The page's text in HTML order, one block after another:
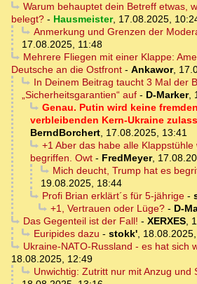
Warum behauptet dein Betreff etwas,
belegt? - Hausmeister, 17.08.2025,
Anmerkung und Grenzen der
17.08.2025, 11:48
Mehrere Fliegen mit einer Klappe:
Deutsche an die Ostfront - Ankawor,
In Deinem Beitrag taucht 3 Mal der
„Sicherheitsgarantien“ auf - D-Marker,
Genau. Putin wird keine
verbleibenden Kern-Ukraine
BerndBorchert, 17.08.2025, 13:41
+1 Aber das habe alle Klappstühle
begriffen. Owt - FredMeyer,
Mich deucht, Trump hat es
19.08.2025, 18:44
Profi Brian erklärt´s für 5-jährige-
+1, Vertrauen oder Lüge?- D-
Das Gegenteil ist der Fall! - XERXES,
Euripides dazu - stokk',
Ukraine-NATO-Russland - es hat sich
18.08.2025, 12:49
Unwichtig: Zutritt nur mit Anzug und